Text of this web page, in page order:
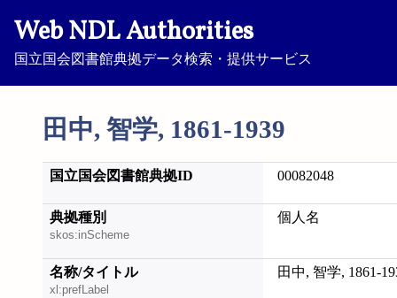
Web NDL Authorities
国立国会図書館典拠データ検索・提供サービス
田中, 智学, 1861-1939
国立国会図書館典拠ID 00082048
典拠種別
skos:inScheme
個人名
名称/タイトル
xl:prefLabel
田中, 智学, 1861-